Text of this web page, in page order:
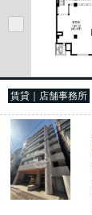
賃貸｜店舗事務所